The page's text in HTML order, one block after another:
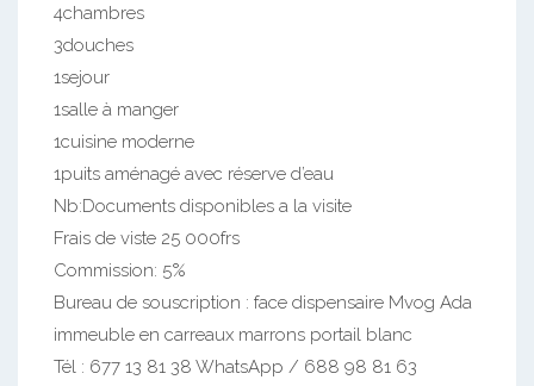
4chambres
3douches
1sejour
1salle à manger
1cuisine moderne
1puits aménagé avec réserve d’eau
Nb:Documents disponibles a la visite
Frais de viste 25 000frs
Commission: 5%
Bureau de souscription : face dispensaire Mvog Ada
immeuble en carreaux marrons portail blanc
Tél : 677 13 81 38 WhatsApp / 688 98 81 63